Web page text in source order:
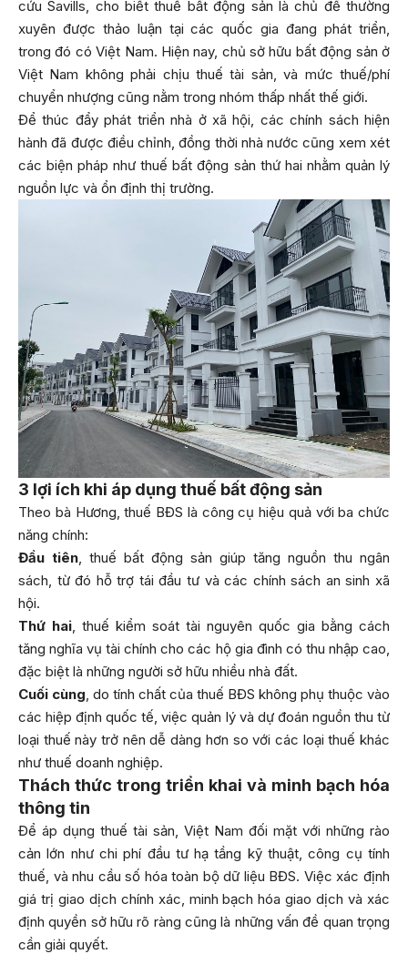
cứu Savills, cho biết thuế bất động sản là chủ đề thường
xuyên được thảo luận tại các quốc gia đang phát triển,
trong đó có Việt Nam. Hiện nay, chủ sở hữu bất động sản ở
Việt Nam không phải chịu thuế tài sản, và mức thuế/phí
chuyển nhượng cũng nằm trong nhóm thấp nhất thế giới.
Để thúc đẩy phát triển nhà ở xã hội, các chính sách hiện
hành đã được điều chỉnh, đồng thời nhà nước cũng xem xét
các biện pháp như thuế bất động sản thứ hai nhằm quản lý
nguồn lực và ổn định thị trường.
3 lợi ích khi áp dụng thuế bất động sản
Theo bà Hương, thuế BĐS là công cụ hiệu quả với ba chức
năng chính:
Đầu tiên , thuế bất động sản giúp tăng nguồn thu ngân
sách, từ đó hỗ trợ tái đầu tư và các chính sách an sinh xã
hội.
Thứ hai , thuế kiểm soát tài nguyên quốc gia bằng cách
tăng nghĩa vụ tài chính cho các hộ gia đình có thu nhập cao,
đặc biệt là những người sở hữu nhiều nhà đất.
Cuối cùng , do tính chất của thuế BĐS không phụ thuộc vào
các hiệp định quốc tế, việc quản lý và dự đoán nguồn thu từ
loại thuế này trở nên dễ dàng hơn so với các loại thuế khác
như thuế doanh nghiệp.
Thách thức trong triển khai và minh bạch hóa
thông tin
Để áp dụng thuế tài sản, Việt Nam đối mặt với những rào
cản lớn như chi phí đầu tư hạ tầng kỹ thuật, công cụ tính
thuế, và nhu cầu số hóa toàn bộ dữ liệu BĐS. Việc xác định
giá trị giao dịch chính xác, minh bạch hóa giao dịch và xác
định quyền sở hữu rõ ràng cũng là những vấn đề quan trọng
cần giải quyết.